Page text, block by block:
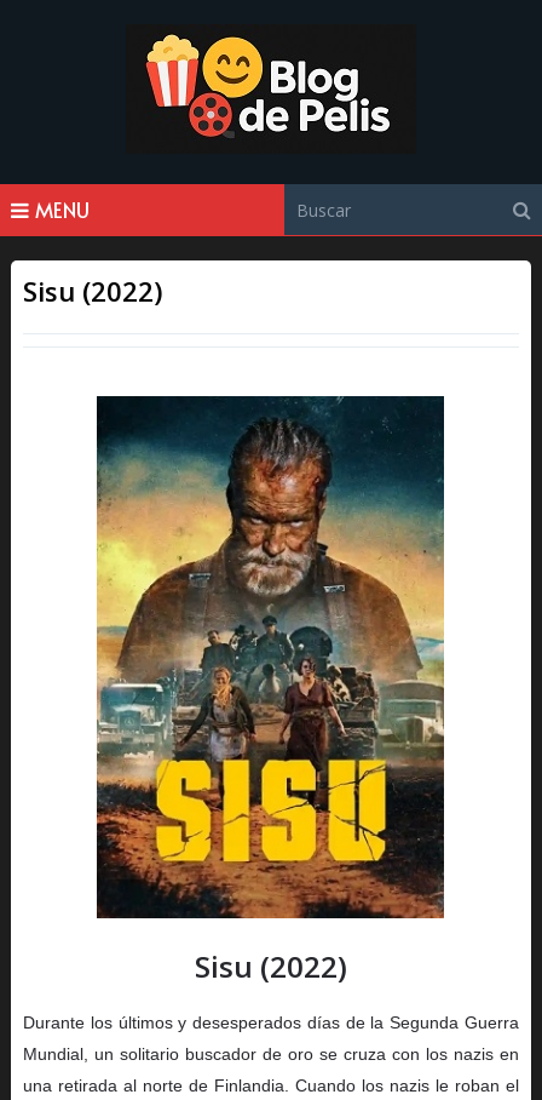
MENU
Sisu (2022)
Sisu (2022)
Durante los últimos y desesperados días de la Segunda Guerra
Mundial, un solitario buscador de oro se cruza con los nazis en
una retirada al norte de Finlandia. Cuando los nazis le roban el